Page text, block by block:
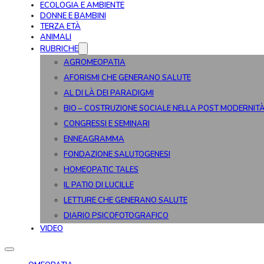
ECOLOGIA E AMBIENTE
DONNE E BAMBINI
TERZA ETÀ
ANIMALI
RUBRICHE
AGROMEOPATIA
AFORISMI CHE GENERANO SALUTE
AL DI LÀ DEI PARADIGMI
BIO – COSTRUZIONE SOCIALE NELLA POST
CONGRESSI E SEMINARI
ENNEAGRAMMA
FONDAZIONE SALUTOGENESI
HOMEOPATIC TALES
IL PATIO DI LUCILLE
LETTURE CHE GENERANO SALUTE
DIARIO PSICOFOTOGRAFICO
VIDEO